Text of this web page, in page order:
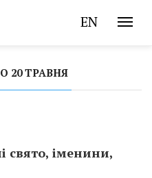
EN
20 ТРАВНЯ
свято, іменини,